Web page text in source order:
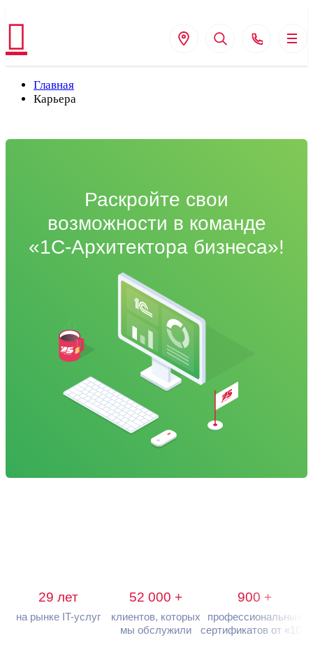
Главная
Карьера
Раскройте свои
возможности в команде
«1С-Архитектора бизнеса»!
29 лет
на рынке IT-услуг
52 000 +
клиентов, которых
мы обслужили
900 +
профессиональных
сертификатов от «1С»